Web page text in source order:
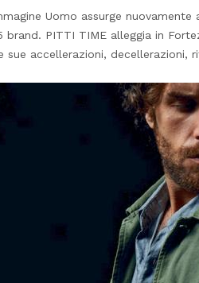
Uomo assurge
brand. PITTI TIME alleggia in
sue accellerazioni, decellerazioni,